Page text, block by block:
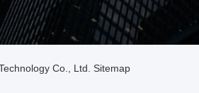
Co., Ltd. Sitemap